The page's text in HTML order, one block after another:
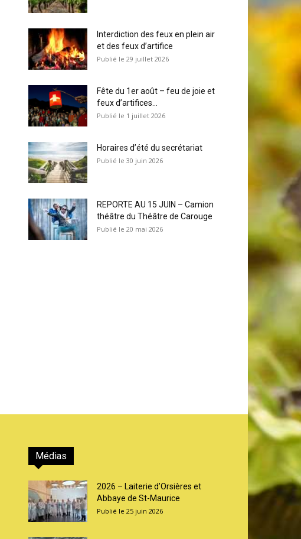
Interdiction des feux en plein air
et des feux d’artifice
29 juillet 2026
Fête du 1er août – feu de joie et
feux d’artifices...
1 juillet 2026
Horaires d’été du secrétariat
30 juin 2026
REPORTE AU 15 JUIN – Camion
théâtre du Théâtre de Carouge
20 mai 2026
Médias
2026 – Laiterie d’Orsières et
Abbaye de St-Maurice
25 juin 2026